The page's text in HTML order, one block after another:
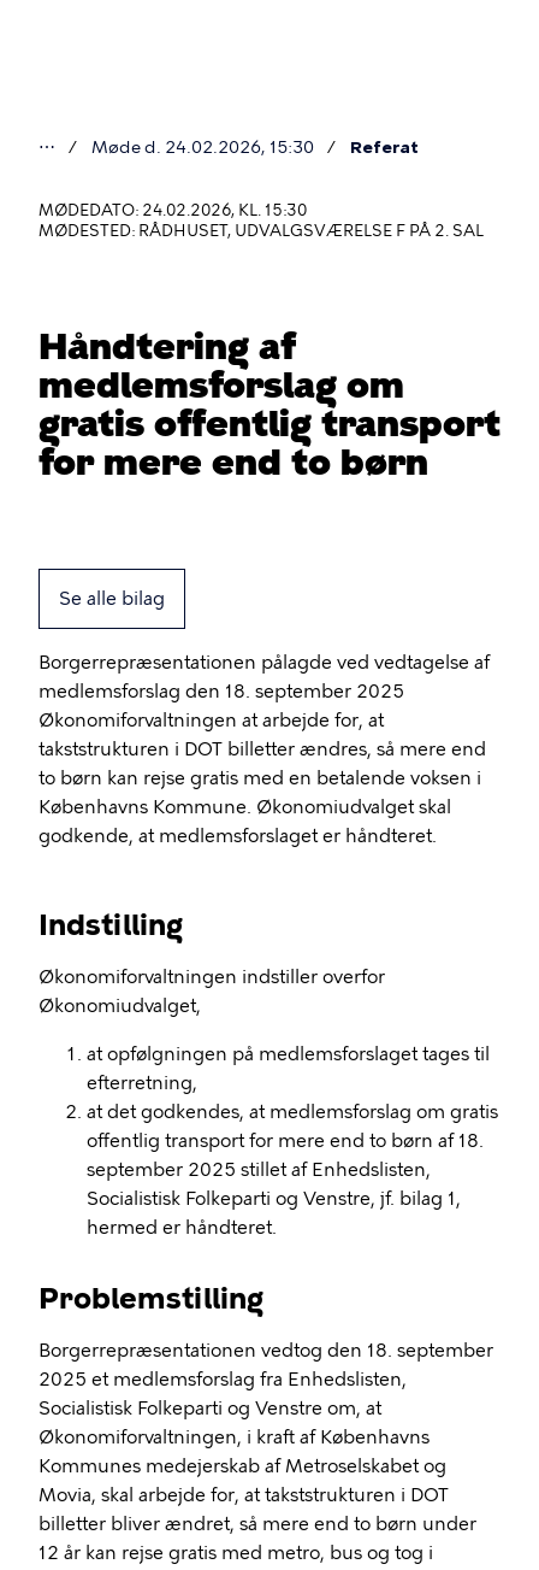
er
her
⋯ Møde d. 24.02.2026, 15:30 Referat
MØDEDATO: 24.02.2026, KL. 15:30
MØDESTED: RÅDHUSET, UDVALGSVÆRELSE F PÅ 2. SAL
Håndtering af
medlemsforslag om
gratis offentlig transport
for mere end to børn
Se alle bilag
Borgerrepræsentationen pålagde ved vedtagelse af
medlemsforslag den 18. september 2025
Økonomiforvaltningen at arbejde for, at
takststrukturen i DOT billetter ændres, så mere end
to børn kan rejse gratis med en betalende voksen i
Københavns Kommune. Økonomiudvalget skal
godkende, at medlemsforslaget er håndteret.
Indstilling
Økonomiforvaltningen indstiller overfor
Økonomiudvalget,
at opfølgningen på medlemsforslaget tages til
efterretning,
at det godkendes, at medlemsforslag om gratis
offentlig transport for mere end to børn af 18.
september 2025 stillet af Enhedslisten,
Socialistisk Folkeparti og Venstre, jf. bilag 1,
hermed er håndteret.
Problemstilling
Borgerrepræsentationen vedtog den 18. september
2025 et medlemsforslag fra Enhedslisten,
Socialistisk Folkeparti og Venstre om, at
Økonomiforvaltningen, i kraft af Københavns
Kommunes medejerskab af Metroselskabet og
Movia, skal arbejde for, at takststrukturen i DOT
billetter bliver ændret, så mere end to børn under
12 år kan rejse gratis med metro, bus og tog i